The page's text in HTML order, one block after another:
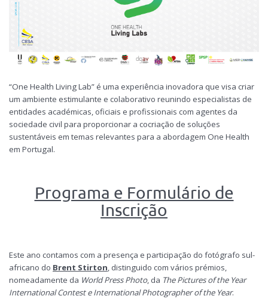
“One Health Living Lab” é uma experiência inovadora que visa criar
um ambiente estimulante e colaborativo reunindo especialistas de
entidades académicas, oficiais e profissionais com agentes da
sociedade civil para proporcionar a cocriação de soluções
sustentáveis em temas relevantes para a abordagem One Health
em Portugal.
Programa e Formulário de
Inscrição
Este ano contamos com a presença e participação do fotógrafo sul-
africano do Brent Stirton, distinguido com vários prémios,
nomeadamente da World Press Photo, da The Pictures of the Year
International Contest e International Photographer of the Year.